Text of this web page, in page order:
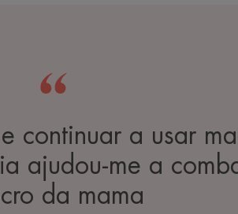
continuar a usar
ajudou-me a
da mama